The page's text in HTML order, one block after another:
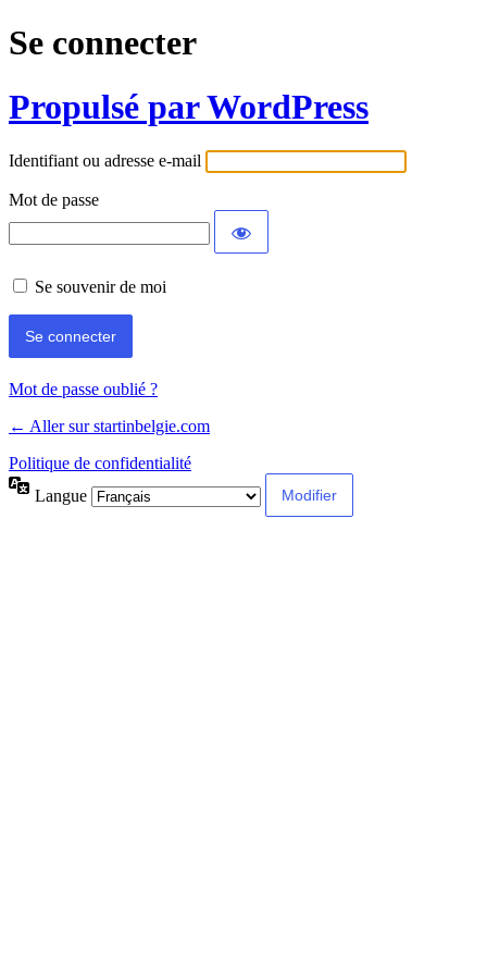
Se connecter
Propulsé par WordPress
Identifiant ou adresse e-mail
Mot de passe
Se souvenir de moi
Mot de passe oublié ?
← Aller sur startinbelgie.com
Politique de confidentialité
Langue